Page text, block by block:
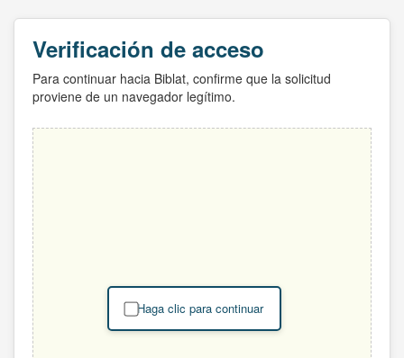
Verificación de acceso
Para continuar hacia Biblat, confirme que la solicitud
proviene de un navegador legítimo.
Haga clic para continuar